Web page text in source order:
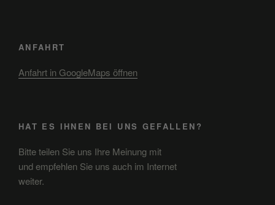
ANFAHRT
Anfahrt in GoogleMaps öffnen
HAT ES IHNEN BEI UNS GEFALLEN?
Bitte teilen Sie uns Ihre Meinung mit
und empfehlen Sie uns auch im Internet
weiter.